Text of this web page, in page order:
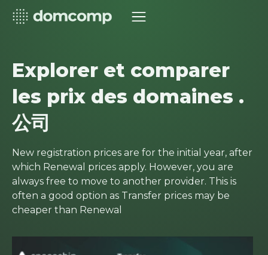
Explorer et comparer
les prix des domaines .
公司
New registration prices are for the initial year, after
which Renewal prices apply. However, you are
always free to move to another provider. This is
often a good option as Transfer prices may be
cheaper than Renewal